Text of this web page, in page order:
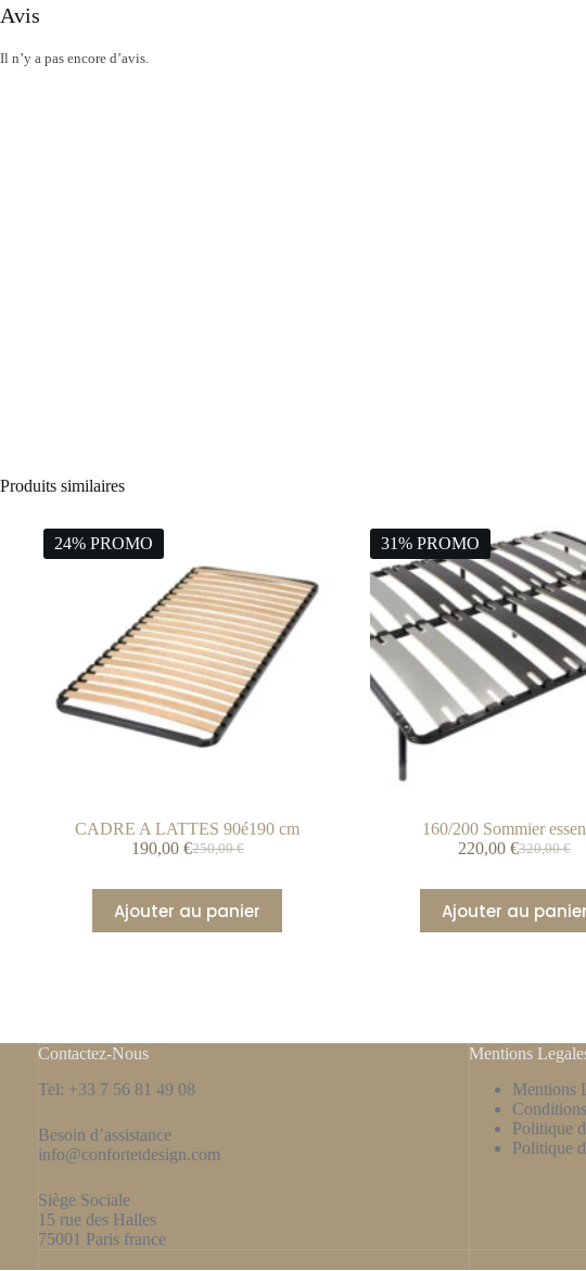
Avis
Il n’y a pas encore d’avis.
Produits similaires
24% PROMO
CADRE A LATTES 90é190 cm
250,00€
190,00 €
Ajouter au panier
31% PROMO
160/200 Sommier
320,00€
220,00€
Ajouter au panier
Contactez-Nous
Tel: +33 7 56 81 49 08
Besoin d’assistance
info@confortetdesign.com
Siège Sociale
15 rue des Halles
75001 Paris france
Mentions
Mentions
Politique
Politique